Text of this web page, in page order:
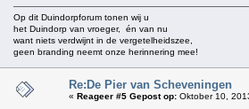
Op dit Duindorpforum tonen wij u
het Duindorp van vroeger, én van nu
want niets verdwijnt in de vergetelheidszee,
geen branding neemt onze herinnering mee!
Re:De Pier van Scheveningen
« Reageer #5 Gepost op: Oktober 10,